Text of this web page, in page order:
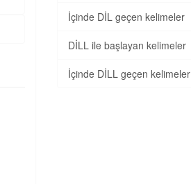
İçinde DİL geçen kelimeler
DİLL ile başlayan kelimeler
İçinde DİLL geçen kelimeler